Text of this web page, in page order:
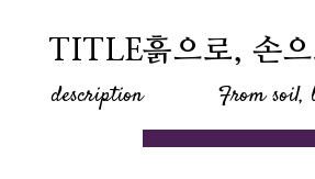
흙으로, 손
From soil,
TITLE
description